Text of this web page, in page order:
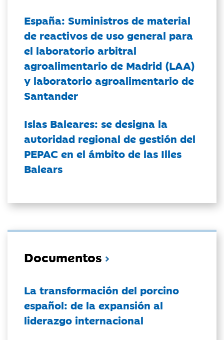
España: Suministros de material
de reactivos de uso general para
el laboratorio arbitral
agroalimentario de Madrid (LAA)
y laboratorio agroalimentario de
Santander
Islas Baleares: se designa la
autoridad regional de gestión del
PEPAC en el ámbito de las Illes
Balears
Documentos
La transformación del porcino
español: de la expansión al
liderazgo internacional